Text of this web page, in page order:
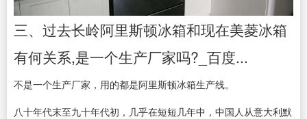
三、过去长岭阿里斯顿冰箱和现在美菱冰箱
有何关系,是一个生产厂家吗?_百度...
不是一个生产厂家，用的都是阿里斯顿冰箱生产线。
八十年代末至九十年代初，几乎在短短几年中，中国人从意大利默